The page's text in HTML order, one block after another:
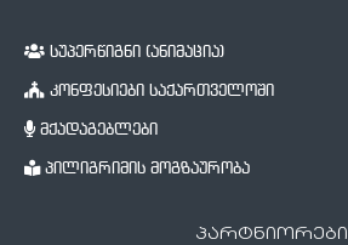
სუპერწიგნი (ანიმაცია)
კონფესიები საქართველოში
მქადაგებლები
პილიგრიმის მოგზაურობა
პარტნიორები